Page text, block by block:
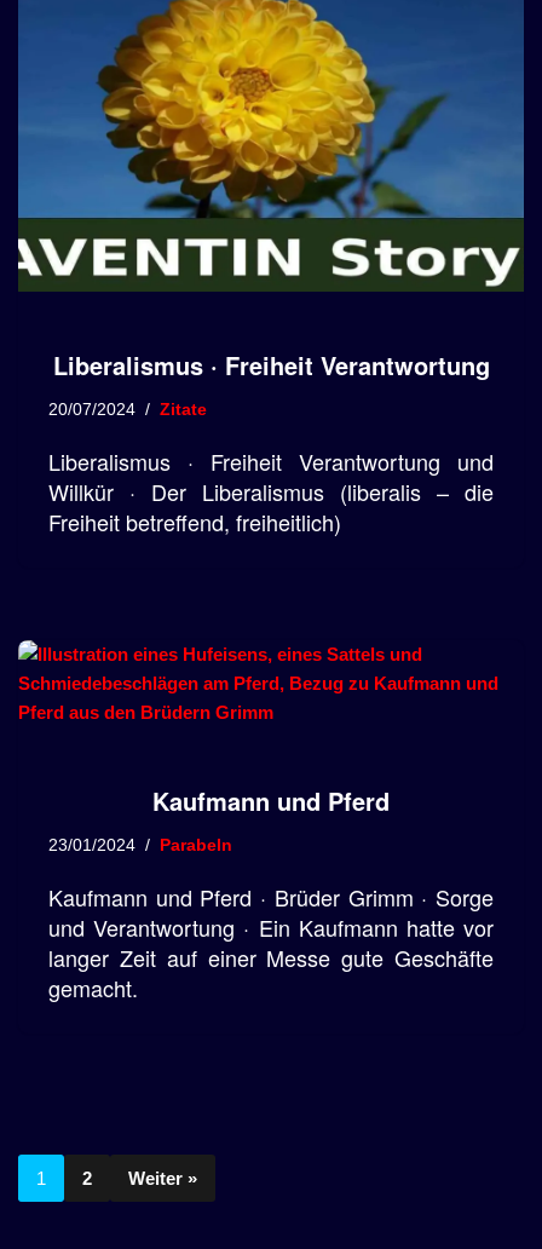
Liberalismus · Freiheit Verantwortung
20/07/2024 Zitate
Liberalismus · Freiheit Verantwortung und
Willkür · Der Liberalismus (liberalis – die
Freiheit betreffend, freiheitlich)
Kaufmann und Pferd
23/01/2024 Parabeln
Kaufmann und Pferd · Brüder Grimm · Sorge
und Verantwortung · Ein Kaufmann hatte vor
langer Zeit auf einer Messe gute Geschäfte
gemacht.
1 2 Weiter »